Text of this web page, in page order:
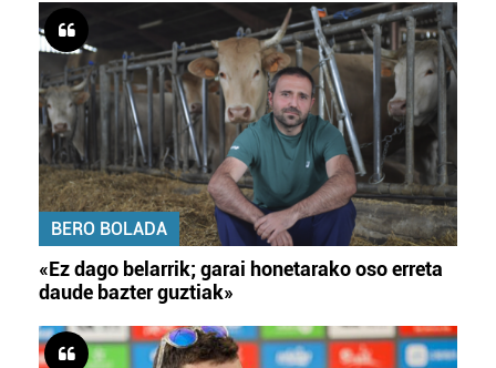
BERO BOLADA
«Ez dago belarrik; garai honetarako oso erreta
daude bazter guztiak»